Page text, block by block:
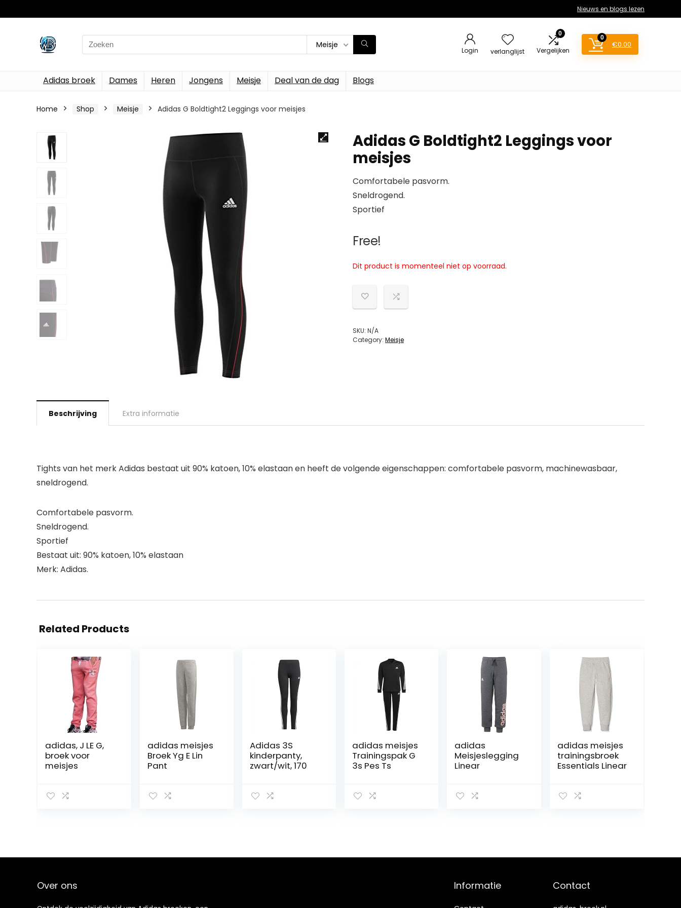
Nieuws en blogs lezen
Search
for:
Meisje
Login verlanglijst
0
Vergelijken
0
€0.00
Adidas broek Dames Heren Jongens Meisje Deal van de dag Blogs
Home Shop Meisje Adidas G Boldtight2 Leggings voor meisjes
Adidas G Boldtight2 Leggings voor
meisjes
Comfortabele pasvorm.
Sneldrogend.
Sportief
Free!
Dit product is momenteel niet op voorraad.
SKU: N/A
Category: Meisje
Beschrijving Extra informatie
Tights van het merk Adidas bestaat uit 90% katoen, 10% elastaan en heeft de volgende eigenschappen: comfortabele pasvorm, machinewasbaar,
sneldrogend.
Comfortabele pasvorm.
Sneldrogend.
Sportief
Bestaat uit: 90% katoen, 10% elastaan
Merk: Adidas.
Related Products
adidas, J LE G,
broek voor
meisjes
adidas meisjes
Broek Yg E Lin
Pant
Adidas 3S
kinderpanty,
zwart/wit, 170
adidas meisjes
Trainingspak G
3s Pes Ts
adidas
Meisjeslegging
Linear
adidas meisjes
trainingsbroek
Essentials Linear
Over ons Informatie Contact